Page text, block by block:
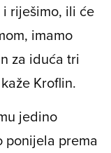
riješimo, ili će
imamo
za iduća tri
Kroflin.
jedino
ponijela prema